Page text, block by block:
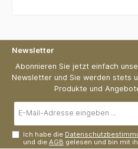
Newsletter
Abonnieren Sie jetzt einfach
Newsletter und Sie werden stets
Produkte und
Mail-
Ich habe die
und dieAGB gelesen und bin mit